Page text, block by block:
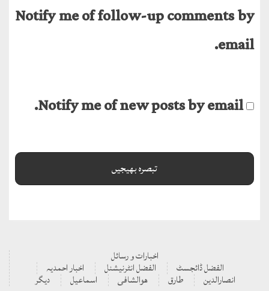
Notify me of follow-up comments by
email.
Notify me of new posts by email.
اخبارات و رسائل
الفضل ڈائجسٹ الفضل انٹرنیشنل اخبار احمدیہ
انصارالدین طارق ھوالشافی اسماعیل
دیگر